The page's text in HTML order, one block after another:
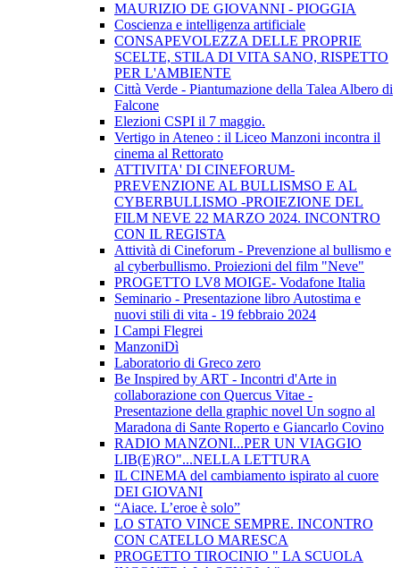
MAURIZIO DE GIOVANNI - PIOGGIA
Coscienza e intelligenza artificiale
CONSAPEVOLEZZA DELLE PROPRIE
SCELTE, STILA DI VITA SANO, RISPETTO
PER L'AMBIENTE
Città Verde - Piantumazione della Talea Albero di
Falcone
Elezioni CSPI il 7 maggio.
Vertigo in Ateneo : il Liceo Manzoni incontra il
cinema al Rettorato
ATTIVITA' DI CINEFORUM-
PREVENZIONE AL BULLISMSO E AL
CYBERBULLISMO -PROIEZIONE DEL
FILM NEVE 22 MARZO 2024. INCONTRO
CON IL REGISTA
Attività di Cineforum - Prevenzione al bullismo e
al cyberbullismo. Proiezioni del film "Neve"
PROGETTO LV8 MOIGE- Vodafone Italia
Seminario - Presentazione libro Autostima e
nuovi stili di vita - 19 febbraio 2024
I Campi Flegrei
ManzoniDì
Laboratorio di Greco zero
Be Inspired by ART - Incontri d'Arte in
collaborazione con Quercus Vitae -
Presentazione della graphic novel Un sogno al
Maradona di Sante Roperto e Giancarlo Covino
RADIO MANZONI...PER UN VIAGGIO
LIB(E)RO"...NELLA LETTURA
IL CINEMA del cambiamento ispirato al cuore
DEI GIOVANI
“Aiace. L’eroe è solo”
LO STATO VINCE SEMPRE. INCONTRO
CON CATELLO MARESCA
PROGETTO TIROCINIO " LA SCUOLA